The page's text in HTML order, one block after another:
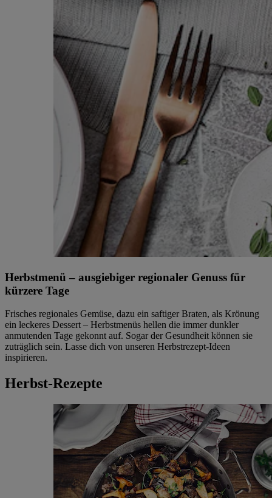
Herbstmenü – ausgiebiger regionaler Genuss für
kürzere Tage
Frisches regionales Gemüse, dazu ein saftiger Braten, als Krönung
ein leckeres Dessert – Herbstmenüs hellen die immer dunkler
anmutenden Tage gekonnt auf. Sogar der Gesundheit können sie
zuträglich sein. Lasse dich von unseren Herbstrezept-Ideen
inspirieren.
Herbst-Rezepte